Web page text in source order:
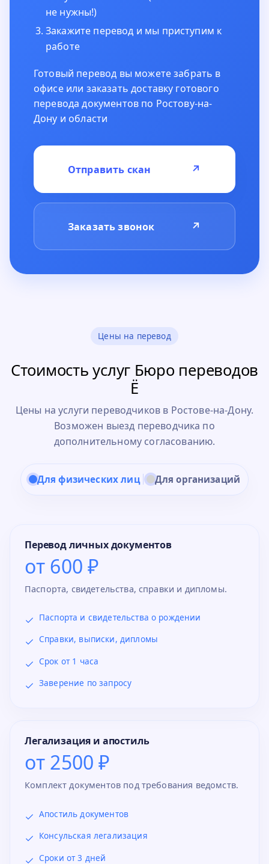
не нужны!)
Закажите перевод и мы приступим к
работе
Готовый перевод вы можете забрать в
офисе или заказать доставку готового
перевода документов по Ростову-на-
Дону и области
Отправить скан ↗
Заказать звонок ↗
Цены на перевод
Стоимость услуг Бюро переводов
Ё
Цены на услуги переводчиков в Ростове-на-Дону.
Возможен выезд переводчика по
дополнительному согласованию.
Для физических лиц Для организаций
Перевод личных документов
от 600 ₽
Паспорта, свидетельства, справки и дипломы.
Паспорта и свидетельства о рождении
Справки, выписки, дипломы
Срок от 1 часа
Заверение по запросу
Легализация и апостиль
от 2500 ₽
Комплект документов под требования ведомств.
Апостиль документов
Консульская легализация
Сроки от 3 дней